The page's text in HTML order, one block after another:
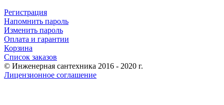
Регистрация
Напомнить пароль
Изменить пароль
Оплата и гарантии
Корзина
Список заказов
© Инженерная сантехника 2016 - 2020 г.
Лицензионное соглашение